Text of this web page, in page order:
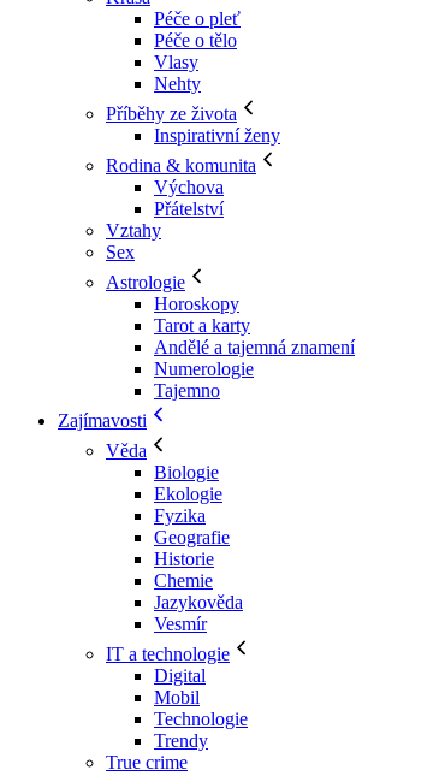
Péče o pleť
Péče o tělo
Vlasy
Nehty
Příběhy ze života
Inspirativní ženy
Rodina & komunita
Výchova
Přátelství
Vztahy
Sex
Astrologie
Horoskopy
Tarot a karty
Andělé a tajemná znamení
Numerologie
Tajemno
Zajímavosti
Věda
Biologie
Ekologie
Fyzika
Geografie
Historie
Chemie
Jazykověda
Vesmír
IT a technologie
Digital
Mobil
Technologie
Trendy
True crime